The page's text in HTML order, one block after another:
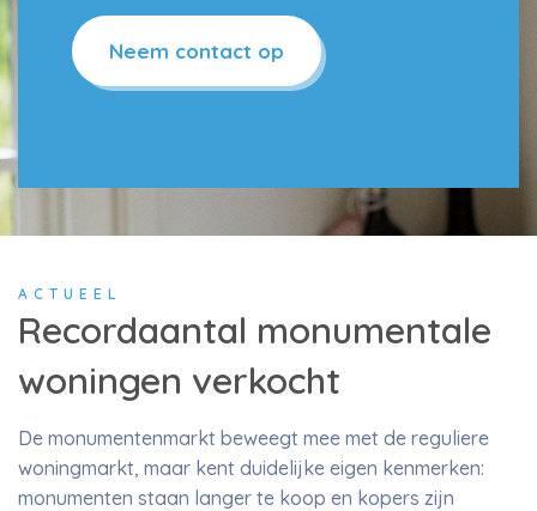
Neem contact op
Recordaantal monumentale
woningen verkocht
ACTUEEL
De monumentenmarkt beweegt mee met de reguliere
woningmarkt, maar kent duidelijke eigen kenmerken:
monumenten staan langer te koop en kopers zijn